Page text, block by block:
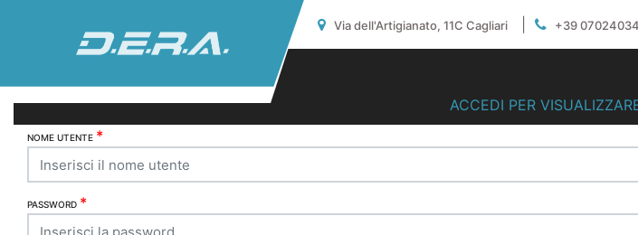
Via dell'Artigianato, 11C Cagliari +39
ACCEDI PER
NOME UTENTE *
PASSWORD *